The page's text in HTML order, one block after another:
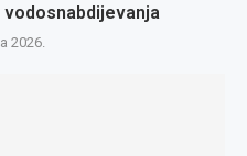
2026.